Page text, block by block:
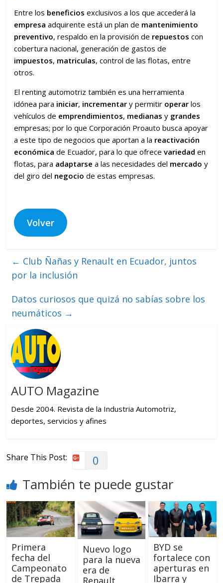
Entre los beneficios exclusivos a los que accederá la
empresa adquirente está un plan de mantenimiento
preventivo, respaldo en la provisión de repuestos con
cobertura nacional, generación de gastos de
impuestos, matriculas, control de las flotas, entre
otros.
El renting automotriz también es una herramienta
idónea para iniciar, incrementar y permitir operar los
vehículos de emprendimientos, medianas y grandes
empresas; por lo que Corporación Proauto busca apoyar
a este tipo de negocios que aportan a la reactivación
económica de Ecuador, para lo que ofrecevariedad en
flotas, para adaptarse a las necesidades del mercado y
del giro del negocio de estas empresas.
Volver
← Club Ñañas y Renault en Ecuador, juntos
por la inclusión
Datos curiosos que quizá no sabías sobre los
neumáticos →
AUTO Magazine
Desde 2004. Revista de la Industria Automotriz,
deportes, servicios y afines
Share This Post: 0
También te puede gustar
Primera
fecha del
Campeonato
de Trepada
Nuevo logo
para la nueva
era de
Renault
BYD se
fortalece con
aperturas en
Ibarra y